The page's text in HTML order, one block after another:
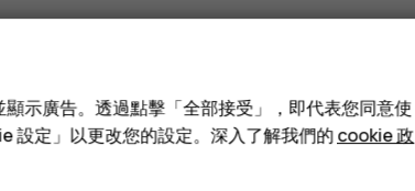
示廣告。透過點擊「全部接受」，即代表您同意使
設定」以更改您的設定。深入了解我們的cookie 政